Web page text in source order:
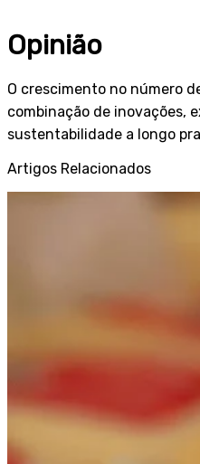
Opinião
O crescimento no número
combinação de inovações,
sustentabilidade a longo
Artigos Relacionados